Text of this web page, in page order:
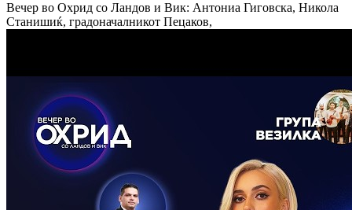
Вечер во Охрид со Ландов и Вик: Антониа Гиговска, Никола
Станишиќ, градоначалникот Пецаков,